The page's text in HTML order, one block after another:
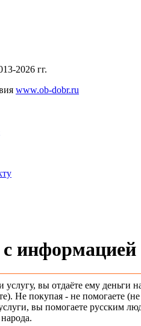
2026 гг.
www.ob-dobr.ru
информацией
вы отдаёте ему деньги
Не покупая - не помогаете
вы помогаете русским